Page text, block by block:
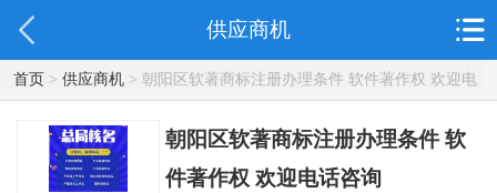
供应商机
首页> 供应商机> 朝阳区软著商标注册办理条件 软件著作权 欢迎电
话咨询
朝阳区软著商标注册办理条件 软
件著作权 欢迎电话咨询